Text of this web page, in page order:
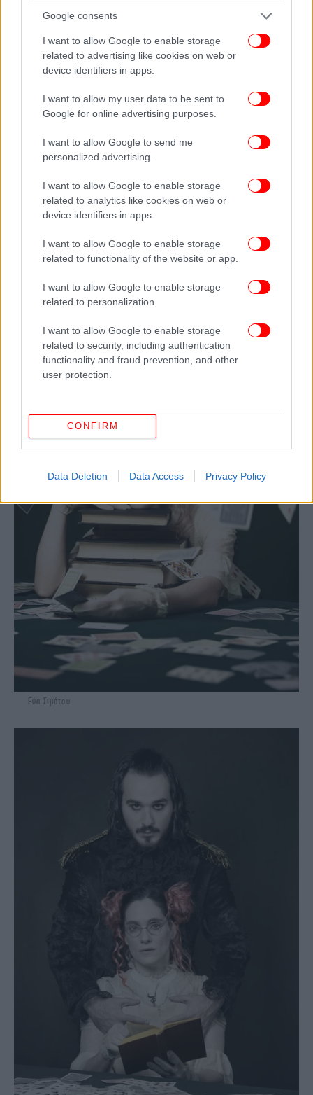
Google consents
I want to allow Google to enable storage
related to advertising like cookies on web or
device identifiers in apps.
I want to allow my user data to be sent to
Google for online advertising purposes.
I want to allow Google to send me
personalized advertising.
I want to allow Google to enable storage
related to analytics like cookies on web or
device identifiers in apps.
I want to allow Google to enable storage
related to functionality of the website or app.
I want to allow Google to enable storage
related to personalization.
I want to allow Google to enable storage
related to security, including authentication
functionality and fraud prevention, and other
user protection.
CONFIRM
Data Deletion Data Access Privacy Policy
Eύα Σιμάτου